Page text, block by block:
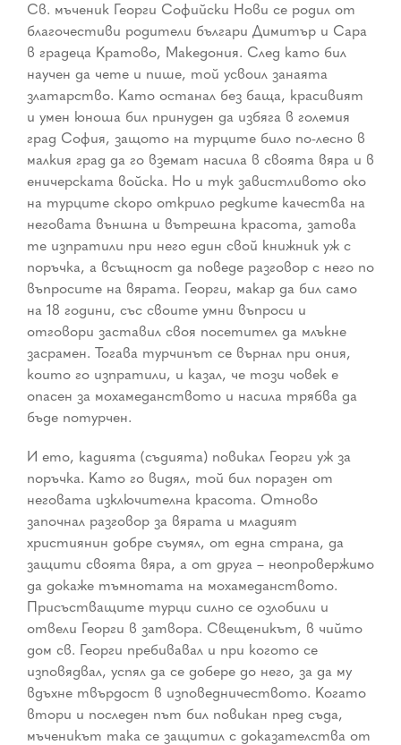
Св. мъченик Георги Софийски Нови се родил от
благочестиви родители българи Димитър и Сара
в градеца Кратово, Македония. След като бил
научен да чете и пише, той усвоил занаята
златарство. Като останал без баща, красивият
и умен юноша бил принуден да избяга в големия
град София, защото на турците било по-лесно в
малкия град да го вземат насила в своята вяра и в
еничерската войска. Но и тук завистливото око
на турците скоро открило редките качества на
неговата външна и вътрешна красота, затова
те изпратили при него един свой книжник уж с
поръчка, а всъщност да поведе разговор с него по
въпросите на вярата. Георги, макар да бил само
на 18 години, със своите умни въпроси и
отговори заставил своя посетител да млъкне
засрамен. Тогава турчинът се върнал при ония,
които го изпратили, и казал, че този човек е
опасен за мохамеданството и насила трябва да
бъде потурчен.
И ето, кадията (съдията) повикал Георги уж за
поръчка. Като го видял, той бил поразен от
неговата изключителна красота. Отново
започнал разговор за вярата и младият
християнин добре съумял, от една страна, да
защити своята вяра, а от друга – неопровержимо
да докаже тъмнотата на мохамеданството.
Присъстващите турци силно се озлобили и
отвели Георги в затвора. Свещеникът, в чийто
дом св. Георги пребивавал и при когото се
изповядвал, успял да се добере до него, за да му
вдъхне твърдост в изповедничеството. Когато
втори и последен път бил повикан пред съда,
мъченикът така се защитил с доказателства от